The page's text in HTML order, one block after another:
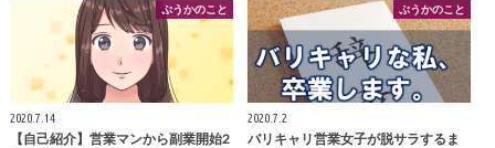
ぷうかのこと
2020.7.14
【自己紹介】営業マンから副業開始2
ぷうかのこと
2020.7.2
バリキャリ営業女子が脱サラするま